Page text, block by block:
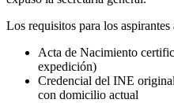
Los requisitos para los aspirantes
Acta de Nacimiento
expedición)
Credencial del INE
con domicilio actual